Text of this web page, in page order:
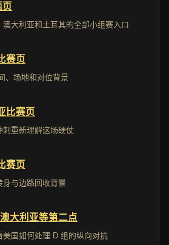
大利亚和土耳其的全部小组赛入口
赛页
、场地和对位背景
比赛页
刺重新理解这场硬仗
赛页
与边路回收背景
大利亚等第二点
美国如何处理 D 组的纵向对抗